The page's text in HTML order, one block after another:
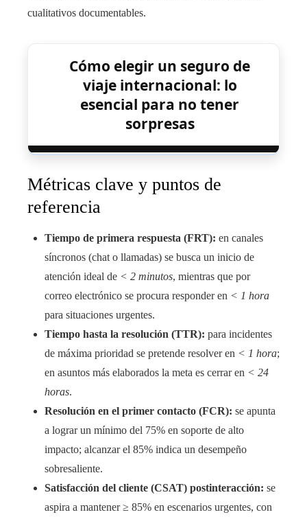
cualitativos documentables.
Cómo elegir un seguro de
viaje internacional: lo
esencial para no tener
sorpresas
Métricas clave y puntos de
referencia
Tiempo de primera respuesta (FRT): en canales
síncronos (chat o llamadas) se busca un inicio de
atención ideal de < 2 minutos, mientras que por
correo electrónico se procura responder en < 1 hora
para situaciones urgentes.
Tiempo hasta la resolución (TTR): para incidentes
de máxima prioridad se pretende resolver en < 1 hora;
en asuntos más elaborados la meta es cerrar en < 24
horas.
Resolución en el primer contacto (FCR): se apunta
a lograr un mínimo del 75% en soporte de alto
impacto; alcanzar el 85% indica un desempeño
sobresaliente.
Satisfacción del cliente (CSAT) postinteracción: se
aspira a mantener ≥ 85% en escenarios urgentes, con